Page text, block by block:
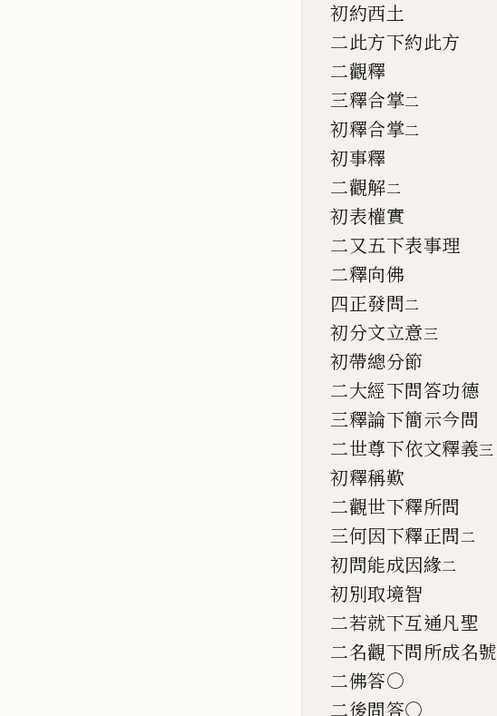
初約西土
二此方下約此方
二觀釋
三釋合掌二
初釋合掌二
初事釋
二觀解二
初表權實
二又五下表事理
二釋向佛
四正發問二
初分文立意三
初帶總分節
二大經下問答功德
三釋論下簡示今問
二世尊下依文釋義三
初釋稱歎
二觀世下釋所問
三何因下釋正問二
初問能成因緣二
初別取境智
二若就下互通凡聖
二名觀下問所成名號
二佛答○
二後問答○